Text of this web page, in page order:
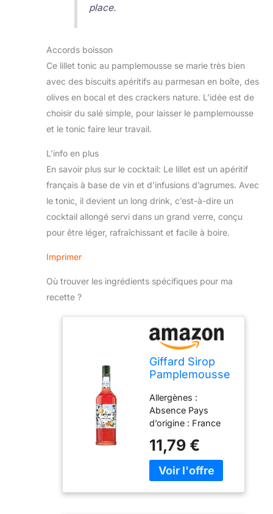
place.
Accords boisson
Ce lillet tonic au pamplemousse se marie très bien
avec des biscuits apéritifs au parmesan en boîte, des
olives en bocal et des crackers nature. L’idée est de
choisir du salé simple, pour laisser le pamplemousse
et le tonic faire leur travail.
L’info en plus
En savoir plus sur le cocktail: Le lillet est un apéritif
français à base de vin et d’infusions d’agrumes. Avec
le tonic, il devient un long drink, c’est-à-dire un
cocktail allongé servi dans un grand verre, conçu
pour être léger, rafraîchissant et facile à boire.
Imprimer
Où trouver les ingrédients spécifiques pour ma
recette ?
Giffard Sirop
Pamplemousse
Allergènes :
Absence Pays
d’origine : France
de sucre, eau, jus
concentré de
pamplemousse
11,79 €